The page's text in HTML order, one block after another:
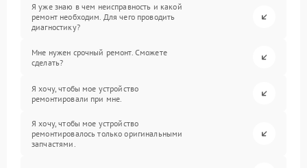
Я уже знаю в чем неисправность и какой
ремонт необходим. Для чего проводить
диагностику?
Мне нужен срочный ремонт. Сможете
сделать?
Я хочу, чтобы мое устройство
ремонтировали при мне.
Я хочу, чтобы мое устройство
ремонтировалось только оригинальными
запчастями.